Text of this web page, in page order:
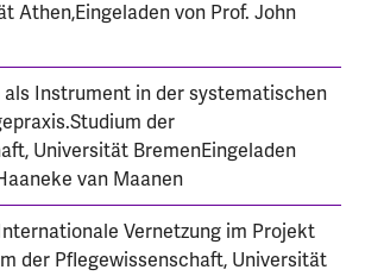
Athen,Eingeladen von Prof. John
als Instrument in der systematischen
der
Universität BremenEingeladen
van Maanen
Vernetzung im Projekt
der Pflegewissenschaft, Universität